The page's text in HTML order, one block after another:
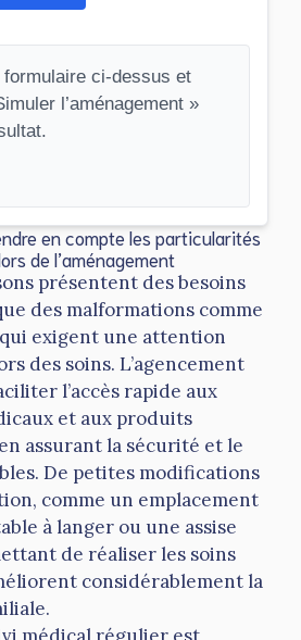
formulaire ci-dessus et
l’aménagement »
en compte les particularités
de l’aménagement
présentent des besoins
des malformations comme
exigent une attention
des soins. L’agencement
l’accès rapide aux
et aux produits
assurant la sécurité et le
De petites modifications
comme un emplacement
à langer ou une assise
de réaliser les soins
considérablement la